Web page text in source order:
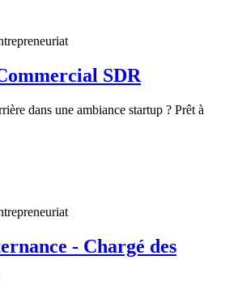
SDR
dans une ambiance startup ? Prêt à
- Chargé des